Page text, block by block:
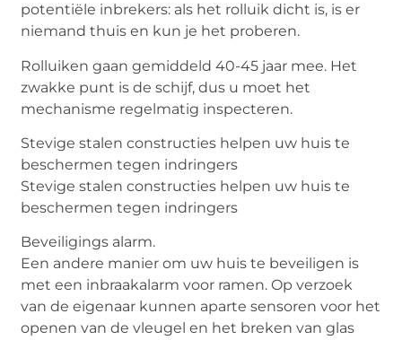
potentiële inbrekers: als het rolluik dicht is, is er
niemand thuis en kun je het proberen.
Rolluiken gaan gemiddeld 40-45 jaar mee. Het
zwakke punt is de schijf, dus u moet het
mechanisme regelmatig inspecteren.
Stevige stalen constructies helpen uw huis te
beschermen tegen indringers
Stevige stalen constructies helpen uw huis te
beschermen tegen indringers
Beveiligings alarm.
Een andere manier om uw huis te beveiligen is
met een inbraakalarm voor ramen. Op verzoek
van de eigenaar kunnen aparte sensoren voor het
openen van de vleugel en het breken van glas